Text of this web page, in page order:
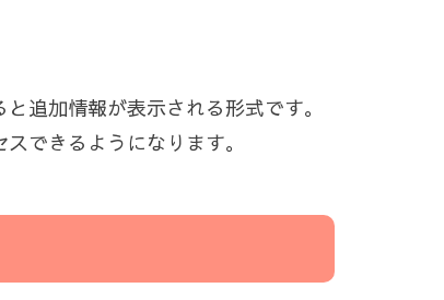
追加情報が表示される形式です。
できるようになります。